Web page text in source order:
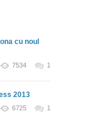
cu noul
7534 1
2013
6725 1